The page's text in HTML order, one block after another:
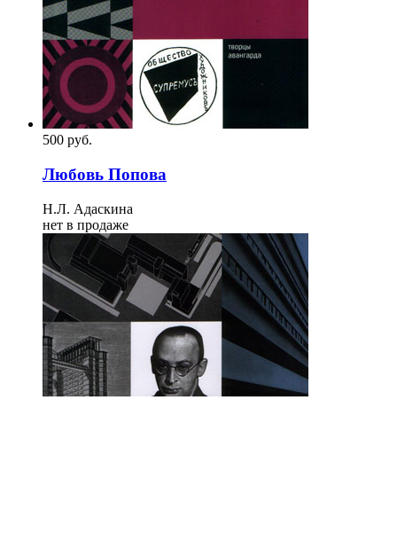
500 pуб.
Любовь Попова
Н.Л. Адаскина
нет в продаже